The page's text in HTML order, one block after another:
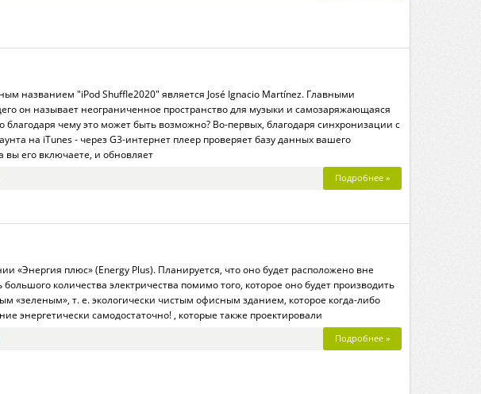
названием "iPod Shuffle2020" является José Ignacio Martínez. Главными
он называет неограниченное пространство для музыки и самозаряжающаяся
благодаря чему это может быть возможно? Во-первых, благодаря синхронизации с
на iTunes - через G3-интернет плеер проверяет базу данных вашего
вы его включаете, и обновляет
Подробнее »
«Энергия плюс» (Energy Plus). Планируется, что оно будет расположено вне
количества электричества помимо того, которое оно будет производить
«зеленым», т. е. экологически чистым офисным зданием, которое когда-либо
энергетически самодостаточно! , которые также проектировали
Подробнее »